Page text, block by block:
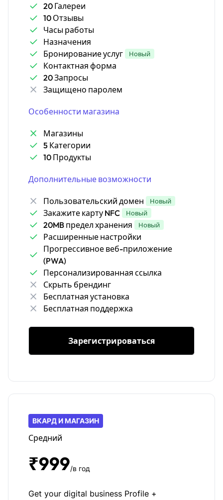
20 Галереи
10 Отзывы
Часы работы
Назначения
Бронирование услуг
Новый
Контактная форма
20 Запросы
Защищено паролем
Особенности магазина
Магазины
5 Категории
10 Продукты
Дополнительные возможности
Пользовательский домен Новый
Закажите карту NFC Новый
20MB предел хранения Новый
Расширенные настройки
Прогрессивное веб-приложение
(PWA)
Персонализированная ссылка
Скрыть брендинг
Бесплатная установка
Бесплатная поддержка
Зарегистрироваться
ВКАРД И МАГАЗИН
Средний
₹999/в год
Get your digital business Profile +